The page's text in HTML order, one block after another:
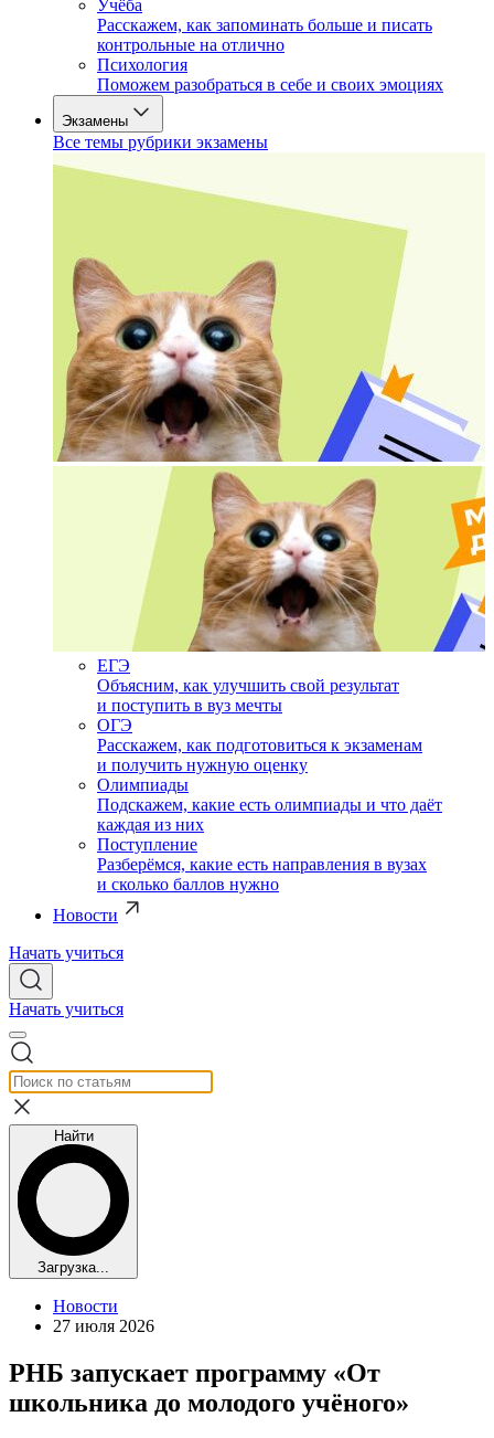
Учёба
Расскажем, как запоминать больше и писать
контрольные на отлично
Психология
Поможем разобраться в себе и своих эмоциях
Экзамены
Все темы рубрики экзамены
ЕГЭ
Объясним, как улучшить свой результат
и поступить в вуз мечты
ОГЭ
Расскажем, как подготовиться к экзаменам
и получить нужную оценку
Олимпиады
Подскажем, какие есть олимпиады и что даёт
каждая из них
Поступление
Разберёмся, какие есть направления в вузах
и сколько баллов нужно
Новости
Начать учиться
Начать учиться
Найти
Загрузка...
Новости
27 июля 2026
РНБ запускает программу «От
школьника до молодого учёного»